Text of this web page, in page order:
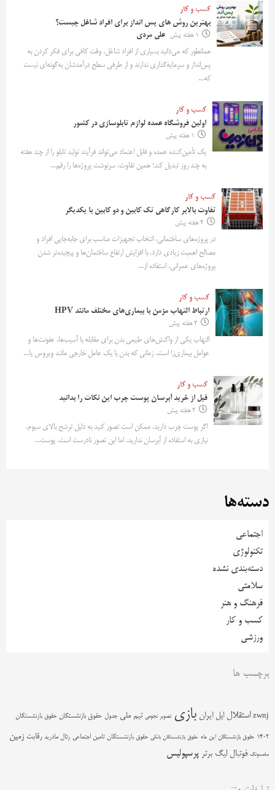
کسب و کار
بهترین روش‌ های پس‌ انداز برای افراد شاغل چیست؟
1 هفته پیش
علی مردی
همانطور که می‌دانید بسیاری از افراد شاغل، وقت کافی برای فکر کردن به
پس‌انداز و سرمایه‌گذاری ندارند و از طرفی سطح درآمدشان به‌گونه‌ای نیست
که...
کسب و کار
اولین فروشگاه عمده لوازم تابلوسازی در کشور
1 هفته پیش
یک تأمین‌کننده عمده و قابل اعتماد می‌تواند فرآیند تولید تابلو را از چند هفته
به چند روز تبدیل کند؛ همین تفاوت، سرنوشت پروژه‌ها را رقم...
کسب و کار
تفاوت بالابر کارگاهی تک کابین و دو کابین با یکدیگر
2 هفته پیش
در پروژه‌های ساختمانی، انتخاب تجهیزات مناسب برای جابه‌جایی افراد و
مصالح اهمیت زیادی دارد. با افزایش ارتفاع ساختمان‌ها و پیچیده‌تر شدن
پروژه‌های عمرانی، استفاده از...
کسب و کار
ارتباط التهاب مزمن با بیماری‌های مختلف مانند HPV
2 هفته پیش
التهاب یکی از واکنش‌های طبیعی بدن برای مقابله با آسیب‌ها، عفونت‌ها و
عوامل بیماری‌زا است. زمانی که بدن با یک عامل خارجی مانند ویروس یا...
کسب و کار
قبل از خرید آبرسان پوست چرب این نکات را بدانید
2 هفته پیش
اگر پوست چرب دارید، ممکن است تصور کنید به دلیل ترشح بالای سبوم،
نیازی به استفاده از آبرسان ندارید. اما این تصور نادرست است. پوست...
دسته‌ها
اجتماعی
تکنولوژی
دسته‌بندی نشده
سلامتی
فرهنگ و هنر
کسب و کار
ورزشی
برچسب ها
zwnj استقلال اپل ایران بازی تصویر نجومی تیم ملی جدول حقوق بازنشستگان حقوق بازنشستگان
1402 حقوق بازنشستگان این ماه حقوق بازنشستگان بانکی حقوق بازنشستگان تامین اجتماعی رئال مادرید رقابت زمین
سامسونگ فوتبال لیگ برتر پرسپولیس